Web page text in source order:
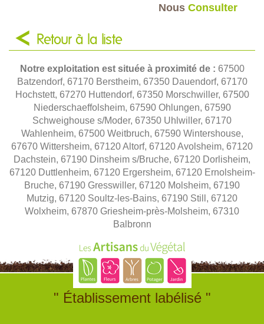
Nous Consulter
Retour à la liste
Notre exploitation est située à proximité de : 67500
Batzendorf, 67170 Berstheim, 67350 Dauendorf, 67170
Hochstett, 67270 Huttendorf, 67350 Morschwiller, 67500
Niederschaeffolsheim, 67590 Ohlungen, 67590
Schweighouse s/Moder, 67350 Uhlwiller, 67170
Wahlenheim, 67500 Weitbruch, 67590 Wintershouse,
67670 Wittersheim, 67120 Altorf, 67120 Avolsheim, 67120
Dachstein, 67190 Dinsheim s/Bruche, 67120 Dorlisheim,
67120 Duttlenheim, 67120 Ergersheim, 67120 Ernolsheim-
Bruche, 67190 Gresswiller, 67120 Molsheim, 67190
Mutzig, 67120 Soultz-les-Bains, 67190 Still, 67120
Wolxheim, 67870 Griesheim-près-Molsheim, 67310
Balbronn
" Établissement labélisé "